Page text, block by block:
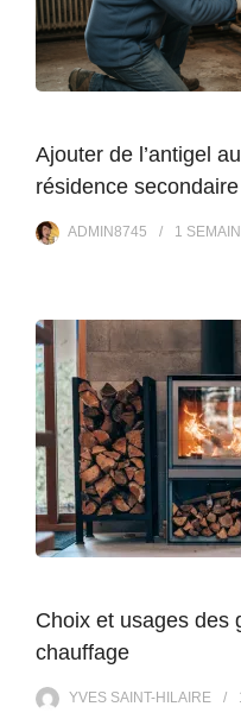
Ajouter de l’antigel
résidence secondaire
ADMIN8745 1
Choix et usages des
chauffage
YVES SAINT-HILAIRE